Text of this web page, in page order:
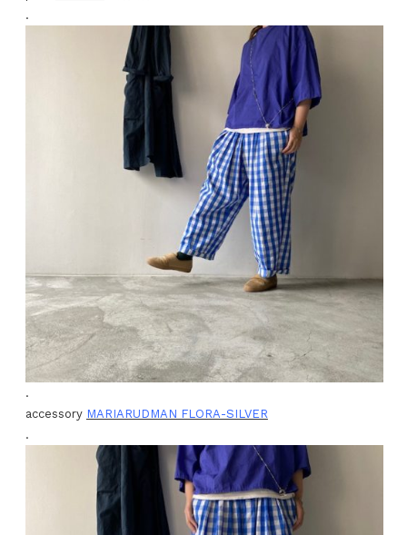
.
.
accessory MARIARUDMAN FLORA-SILVER
.